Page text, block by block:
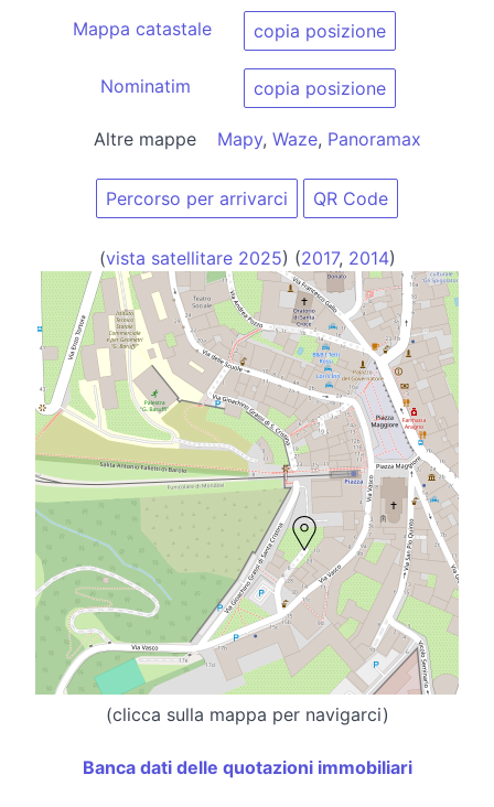
Mappa catastale copia posizione
Nominatim copia posizione
Altre mappe Mapy, Waze, Panoramax
Percorso per arrivarci QR Code
(vista satellitare 2025) (2017, 2014)
(clicca sulla mappa per navigarci)
Banca dati delle quotazioni immobiliari